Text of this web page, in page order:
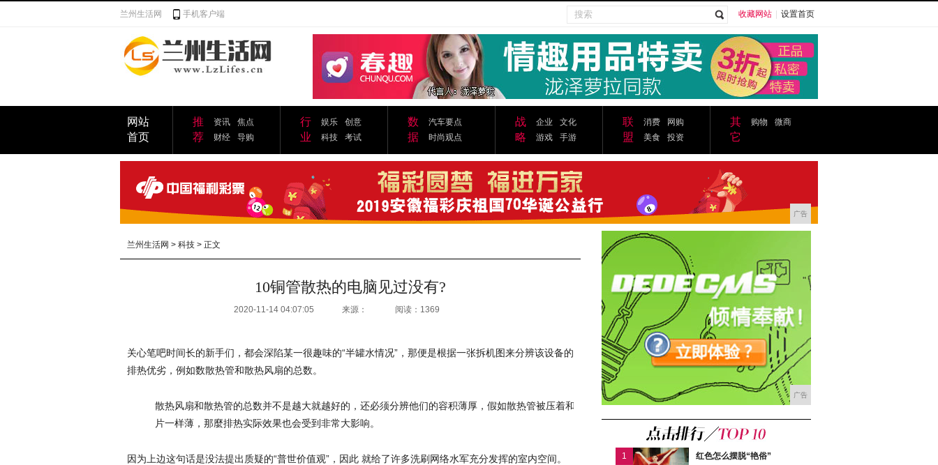
兰州生活网 手机客户端 收藏网站 设置首页
网站
首页
推
荐
资讯
焦点
财经
导购
行
业
娱乐
创意
科技
考试
数
据
汽车要点
时尚观点
战
略
企业
文化
游戏
手游
联
盟
消费
网购
美食
投资
其
它
购物 微商
广告
兰州生活网 > 科技 > 正文
10铜管散热的电脑见过没有?
2020-11-14 04:07:05 来源： 阅读：1369
关心笔吧时间长的新手们，都会深陷某一很趣味的“半罐水情况”，那便是根据一张拆机图来分辨该设备的
排热优劣，例如数散热管和散热风扇的总数。
散热风扇和散热管的总数并不是越大就越好的，还必须分辨他们的容积薄厚，假如散热管被压着和金属
片一样薄，那麼排热实际效果也会受到非常大影响。
因为上边这句话是没法提出质疑的“普世价值观”，因此 就给了许多洗刷网络水军充分发挥的室内空间。
广告
1
红色怎么摆脱“艳俗”